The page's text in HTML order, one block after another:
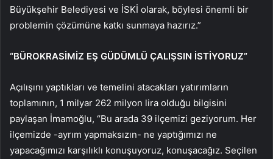
Büyükşehir Belediyesi ve İSKİ olarak, böylesi önemli bir
problemin çözümüne katkı sunmaya hazırız.”
“BÜROKRASİMİZ EŞ GÜDÜMLÜ ÇALIŞSIN İSTİYORUZ”
Açılışını yaptıkları ve temelini atacakları yatırımların
toplamının, 1 milyar 262 milyon lira olduğu bilgisini
paylaşan İmamoğlu, “Bu arada 39 ilçemizi geziyorum. Her
ilçemizde -ayrım yapmaksızın- ne yaptığımızı ne
yapacağımızı karşılıklı konuşuyoruz, konuşacağız. Seçilen